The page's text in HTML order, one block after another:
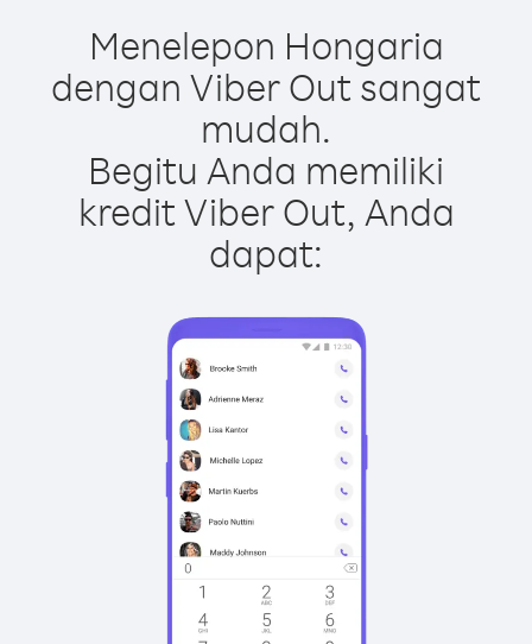
Menelepon Hongaria
dengan Viber Out sangat
mudah.
Begitu Anda memiliki
kredit Viber Out, Anda
dapat: